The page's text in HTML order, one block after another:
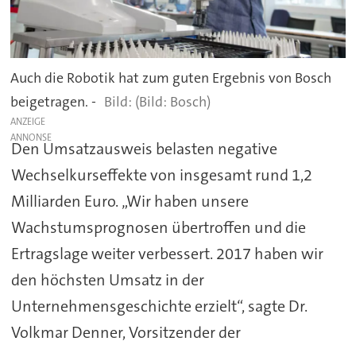
Auch die Robotik hat zum guten Ergebnis von Bosch
beigetragen. -
(Bild: Bosch)
ANZEIGE
Den Umsatzausweis belasten negative
Wechselkurseffekte von insgesamt rund 1,2
Milliarden Euro. „Wir haben unsere
Wachstumsprognosen übertroffen und die
Ertragslage weiter verbessert. 2017 haben wir
den höchsten Umsatz in der
Unternehmensgeschichte erzielt“, sagte Dr.
Volkmar Denner, Vorsitzender der